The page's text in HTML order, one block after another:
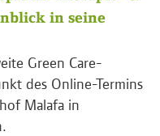
in seine
Green Care-
des Online-Termins
Malafa in